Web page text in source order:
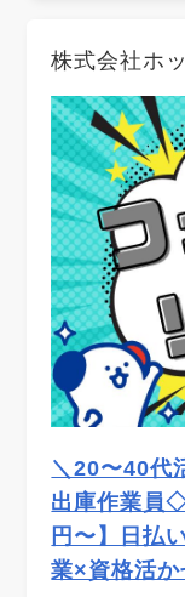
株式会社ホ
＼20〜40代
出庫作業員
円〜】日払
業×資格活か